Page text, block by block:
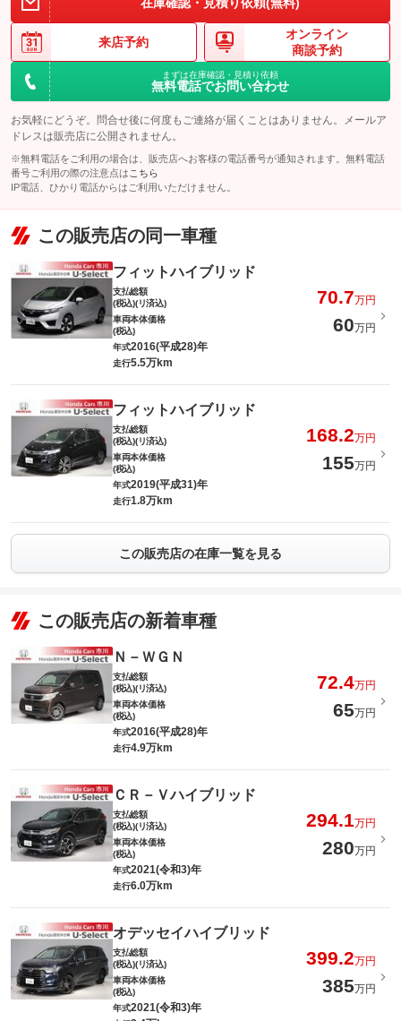
来店予約
オンライン
商談予約
まずは在庫確認・見積り依頼
無料電話でお問い合わせ
お気軽にどうぞ。問合せ後に何度もご連絡が届くことはありません。メールア
ドレスは販売店に公開されません。
※無料電話をご利用の場合は、販売店へお客様の電話番号が通知されます。無料電話
番号ご利用の際の注意点は こちら
IP電話、ひかり電話からはご利用いただけません。
この販売店の同一車種
フィットハイブリッド
支払総額
(税込)(リ済込)
70.7万円
車両本体価格
(税込)
60万円
年式2016(平成28)年
走行5.5万km
フィットハイブリッド
支払総額
(税込)(リ済込)
168.2万円
車両本体価格
(税込)
155万円
年式2019(平成31)年
走行1.8万km
この販売店の在庫一覧を見る
この販売店の新着車種
Ｎ－ＷＧＮ
支払総額
(税込)(リ済込)
72.4万円
車両本体価格
(税込)
65万円
年式2016(平成28)年
走行4.9万km
ＣＲ－Ｖハイブリッド
支払総額
(税込)(リ済込)
294.1万円
車両本体価格
(税込)
280万円
年式2021(令和3)年
走行6.0万km
オデッセイハイブリッド
支払総額
(税込)(リ済込)
399.2万円
車両本体価格
(税込)
385万円
年式2021(令和3)年